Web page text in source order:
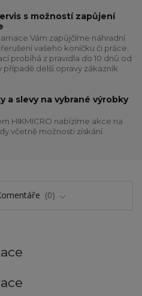
s možností zapůjení
Vám zapůjčíme náhradní
vašeho koníčku či práce.
probíhá z pravidla do 10 dnů od
případě delší opravy zákazník
a slevy na vybrané výrobky
HIKMICRO nabízíme akce na
včetně možnosti získání
0